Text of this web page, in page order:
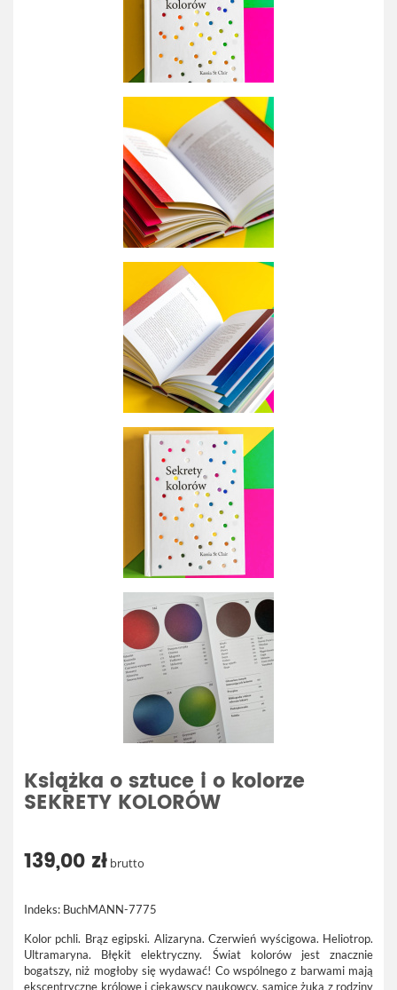
Książka o sztuce i o kolorze
SEKRETY KOLORÓW
139,00 zł brutto
Indeks: BuchMANN-7775
Kolor pchli. Brąz egipski. Alizaryna. Czerwień wyścigowa. Heliotrop.
Ultramaryna. Błękit elektryczny. Świat kolorów jest znacznie
bogatszy, niż mogłoby się wydawać! Co wspólnego z barwami mają
ekscentryczne królowe i ciekawscy naukowcy, samice żuka z rodziny